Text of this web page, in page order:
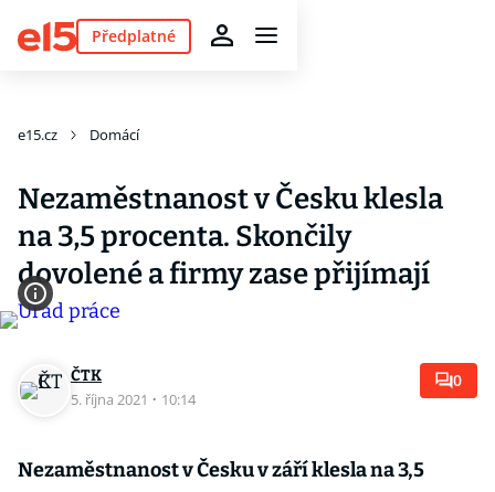
Předplatné
e15.cz Domácí
Nezaměstnanost v Česku klesla
na 3,5 procenta. Skončily
dovolené a firmy zase přijímají
ČTK
5. října 2021 · 10:14
0
Nezaměstnanost v Česku v září klesla na 3,5